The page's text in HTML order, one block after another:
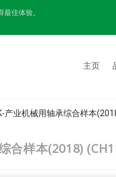
佳体验。
主页
产业机械用轴承综合样本
合样本(2018)